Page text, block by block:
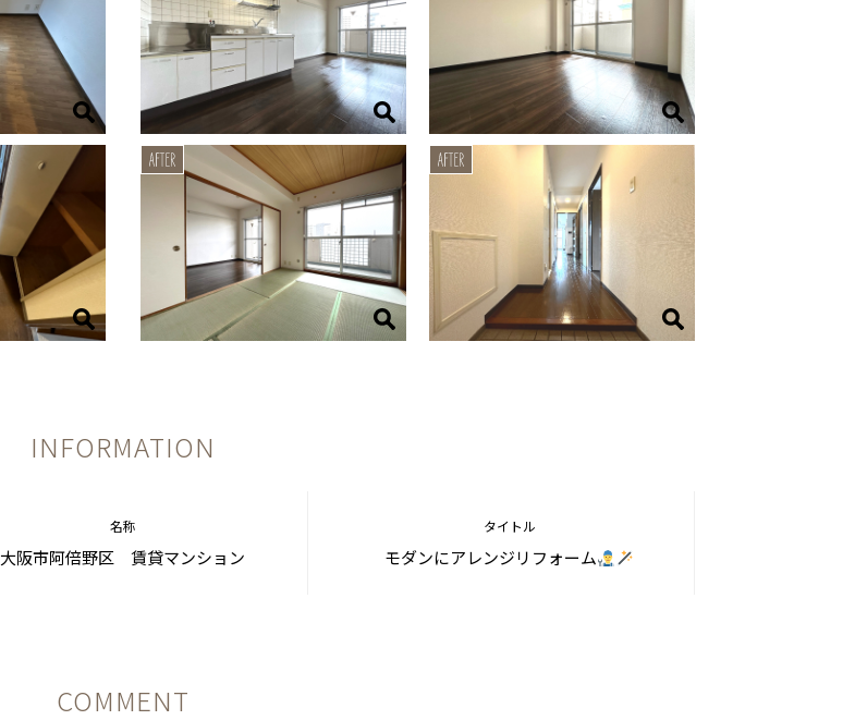
INFORMATION
名称
大阪市阿倍野区 賃貸マンション
タイトル
モダンにアレンジリフォーム
COMMENT